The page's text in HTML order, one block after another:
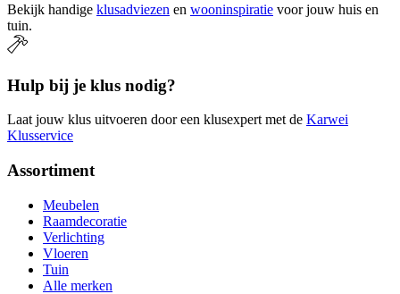
Bekijk handige klusadviezen en wooninspiratie voor jouw huis en
tuin.
Hulp bij je klus nodig?
Laat jouw klus uitvoeren door een klusexpert met de Karwei
Klusservice
Assortiment
Meubelen
Raamdecoratie
Verlichting
Vloeren
Tuin
Alle merken